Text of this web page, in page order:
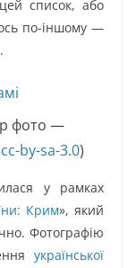
список, або
по-іншому —
фото —
cc-by-sa-3.0)
у рамках
Крим», який
Фотографію
української